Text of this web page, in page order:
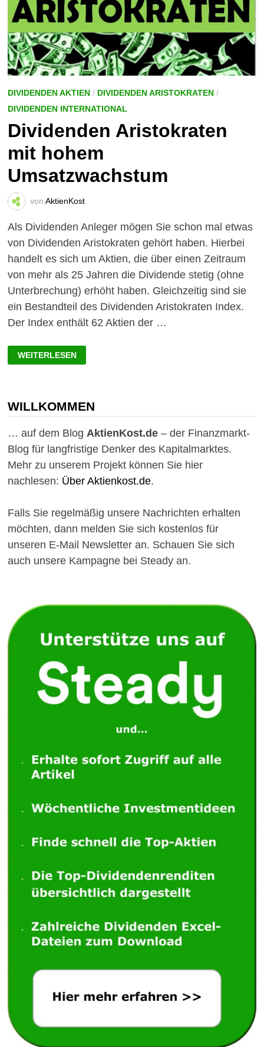
DIVIDENDEN AKTIEN/ DIVIDENDEN ARISTOKRATEN/
DIVIDENDEN INTERNATIONAL
Dividenden Aristokraten
mit hohem
Umsatzwachstum
von AktienKost
Als Dividenden Anleger mögen Sie schon mal etwas
von Dividenden Aristokraten gehört haben. Hierbei
handelt es sich um Aktien, die über einen Zeitraum
von mehr als 25 Jahren die Dividende stetig (ohne
Unterbrechung) erhöht haben. Gleichzeitig sind sie
ein Bestandteil des Dividenden Aristokraten Index.
Der Index enthält 62 Aktien der …
DIVIDENDEN
ARISTOKRATEN
MIT
WEITERLESEN
WILLKOMMEN
… auf dem Blog AktienKost.de– der Finanzmarkt-
Blog für langfristige Denker des Kapitalmarktes.
Mehr zu unserem Projekt können Sie hier
nachlesen: Über Aktienkost.de.
Falls Sie regelmäßig unsere Nachrichten erhalten
möchten, dann melden Sie sich kostenlos für
unseren E-Mail Newsletter an. Schauen Sie sich
auch unsere Kampagne bei Steady an.